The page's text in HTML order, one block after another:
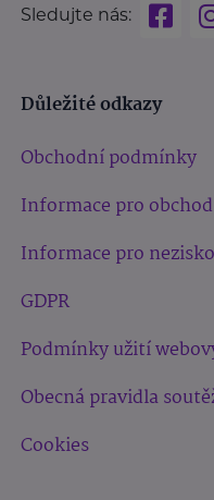
Sledujte nás:
Důležité odkazy
Obchodní podmínky
Informace pro
Informace pro
GDPR
Podmínky užití
Obecná pravidla
Cookies